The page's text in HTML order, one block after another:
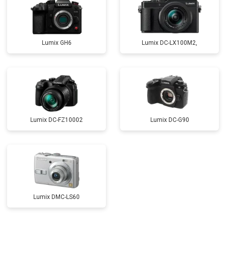
Lumix GH6 Lumix DC-LX100M2,
Lumix DC-FZ10002 Lumix DC-G90
Lumix DMC-LS60